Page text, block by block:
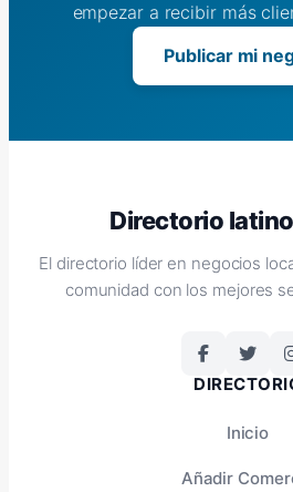
empezar a recibir más
Publicar mi
Directorio
El directorio líder en negocios
comunidad con los mejores
Inicio
Añadir